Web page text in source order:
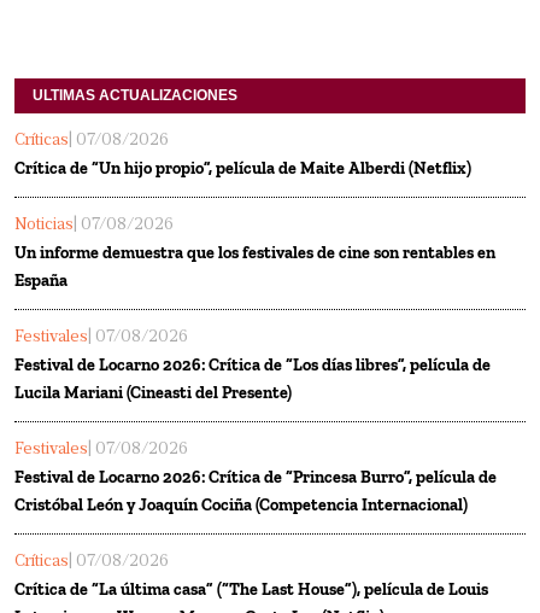
ULTIMAS ACTUALIZACIONES
Críticas | 07/08/2026
Crítica de “Un hijo propio”, película de Maite Alberdi (Netflix)
Noticias | 07/08/2026
Un informe demuestra que los festivales de cine son rentables en
España
Festivales | 07/08/2026
Festival de Locarno 2026: Crítica de “Los días libres”, película de
Lucila Mariani (Cineasti del Presente)
Festivales | 07/08/2026
Festival de Locarno 2026: Crítica de “Princesa Burro”, película de
Cristóbal León y Joaquín Cociña (Competencia Internacional)
Críticas | 07/08/2026
Crítica de “La última casa” (“The Last House”), película de Louis